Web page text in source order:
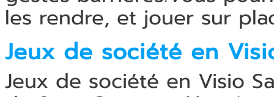
les rendre, et jouer sur
Jeux de société en
Jeux de société en Visio